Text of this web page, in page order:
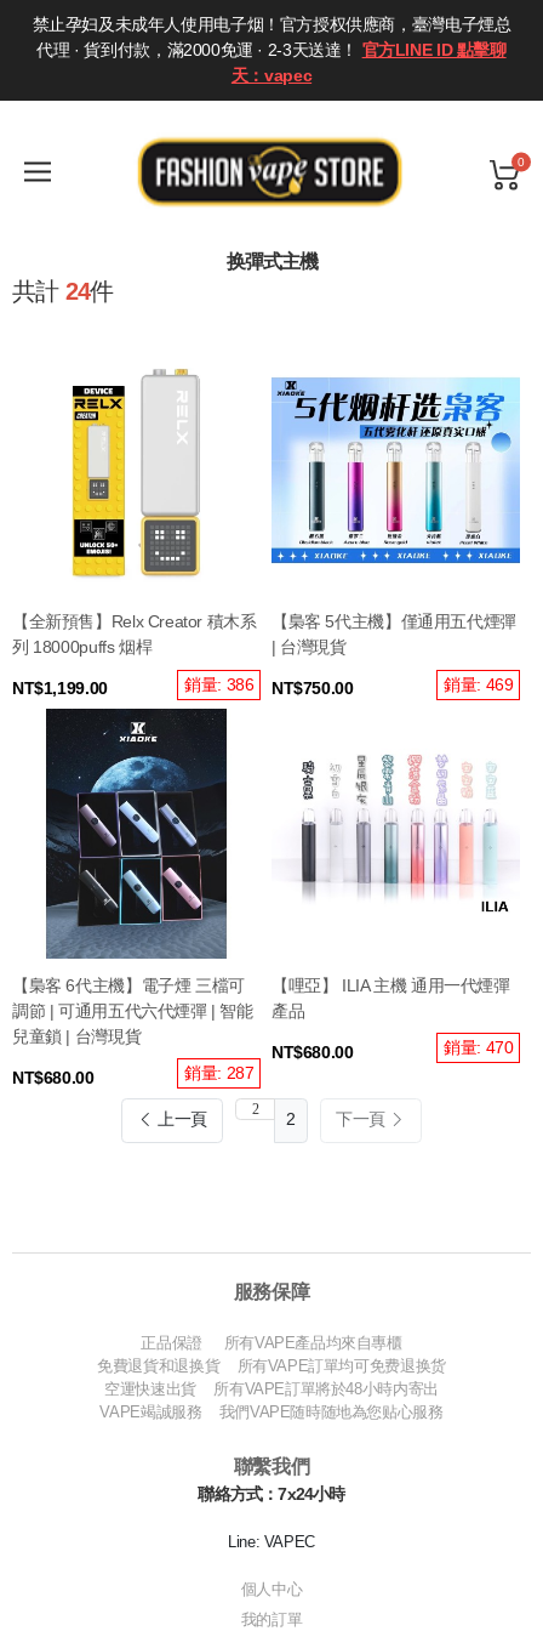
禁止孕妇及未成年人使用电子烟！官方授权供應商，臺灣电子煙总
代理 · 貨到付款，滿2000免運 · 2-3天送達！ 官方LINE ID 點擊聊
天：vapec
0
换彈式主機
共計 24件
【全新預售】Relx Creator 積木系
列 18000puffs 烟桿
NT$1,199.00 銷量: 386
【梟客 5代主機】僅通用五代煙彈
| 台灣現貨
NT$750.00 銷量: 469
【梟客 6代主機】電子煙 三檔可
調節 | 可通用五代六代煙彈 | 智能
兒童鎖 | 台灣現貨
NT$680.00 銷量: 287
【哩亞】 ILIA 主機 通用一代煙彈
產品
NT$680.00 銷量: 470
上一頁 2 下一頁
服務保障
正品保證 所有VAPE產品均來自專櫃
免費退貨和退换貨 所有VAPE訂單均可免费退换货
空運快速出貨 所有VAPE訂單將於48小時内寄出
VAPE竭誠服務 我們VAPE随時随地為您贴心服務
聯繫我們
聯絡方式：7x24小時
Line: VAPEC
個人中心
我的訂單